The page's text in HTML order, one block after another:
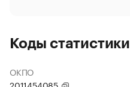
Коды статистики
ОКПО